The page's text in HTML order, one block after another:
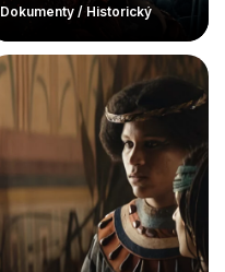
Dokumenty / Historický